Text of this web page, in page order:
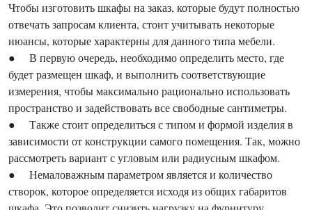
Чтобы изготовить шкафы на заказ, которые будут полностью
отвечать запросам клиента, стоит учитывать некоторые
нюансы, которые характерны для данного типа мебели.
● В первую очередь, необходимо определить место, где
будет размещен шкаф, и выполнить соответствующие
измерения, чтобы максимально рационально использовать
пространство и задействовать все свободные сантиметры.
● Также стоит определиться с типом и формой изделия в
зависимости от конструкции самого помещения. Так, можно
рассмотреть вариант с угловым или радиусным шкафом.
● Немаловажным параметром является и количество
створок, которое определяется исходя из общих габаритов